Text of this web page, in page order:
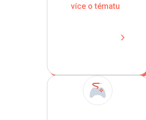
více o tématu